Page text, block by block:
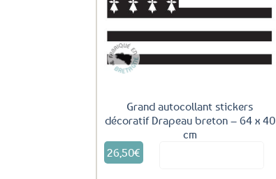
être
choisies
sur
page
aux
favoris
Grand autocollant stickers
décoratif Drapeau breton – 64 x 40
cm
26,50€
Ce